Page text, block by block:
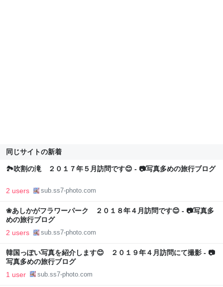
同じサイトの新着
🏞吹割の滝 ２０１７年５月訪問です😊 - 📷写真多めの旅行ブログ
2 users sub.ss7-photo.com
❀あしかがフラワーパーク ２０１８年４月訪問です😊 - 📷写真多
めの旅行ブログ
2 users sub.ss7-photo.com
韓国っぽい写真を紹介します😊 ２０１９年４月訪問にて撮影 - 📷
写真多めの旅行ブログ
1 user sub.ss7-photo.com